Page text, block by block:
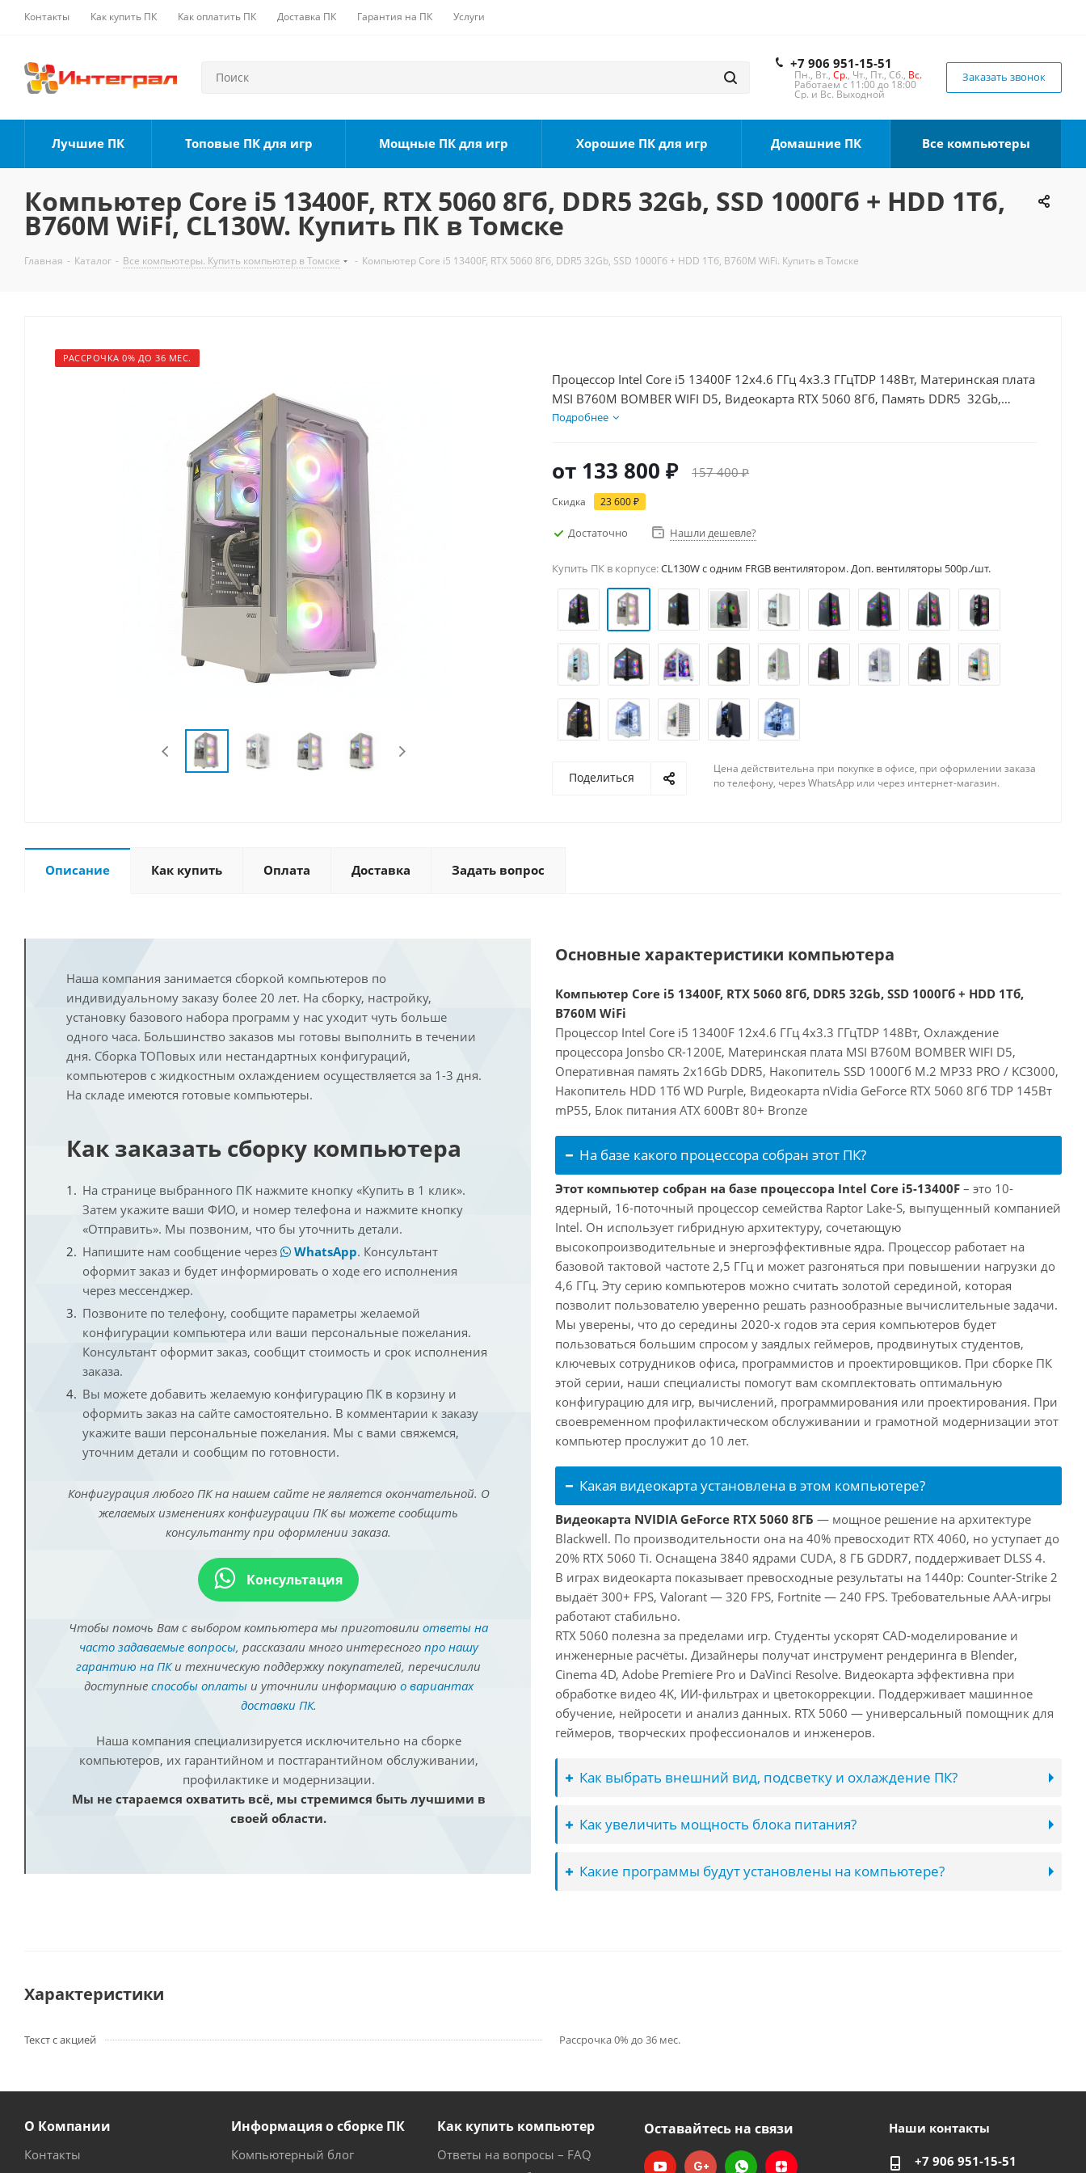
Контакты Как купить ПК Как оплатить ПК Доставка ПК Гарантия на ПК Услуги
+7 906 951-15-51
Пн., Вт., Ср., Чт., Пт., Сб., Вс.
Работаем с 11:00 до 18:00
Ср. и Вс. Выходной
Заказать звонок
Лучшие ПК Топовые ПК для игр Мощные ПК для игр Хорошие ПК для игр Домашние ПК Все компьютеры
Компьютер Core i5 13400F, RTX 5060 8Гб, DDR5 32Gb, SSD 1000Гб + HDD 1Тб,
B760M WiFi, CL130W. Купить ПК в Томске
Главная - Каталог - Все компьютеры. Купить компьютер в Томске - Компьютер Core i5 13400F, RTX 5060 8Гб, DDR5 32Gb, SSD 1000Гб + HDD 1Тб, B760M WiFi. Купить в Томске
РАССРОЧКА 0% ДО 36 МЕС.
Процессор Intel Core i5 13400F 12x4.6 ГГц 4x3.3 ГГцTDP 148Вт, Материнская плата
MSI B760M BOMBER WIFI D5, Видеокарта RTX 5060 8Гб, Память DDR5 32Gb,
Диски SSD 1000Гб + HDD 1Тб, БП 600Вт
Подробнее
от 133 800 ₽ 157 400 ₽
Скидка 23 600 ₽
Достаточно Нашли дешевле?
Купить ПК в корпусе:CL130W c одним FRGB вентилятором. Доп. вентиляторы 500р./шт.
Поделиться
Цена действительна при покупке в офисе, при оформлении заказа
по телефону, через WhatsApp или через интернет-магазин.
Описание Как купить Оплата Доставка Задать вопрос
Наша компания занимается сборкой компьютеров по
индивидуальному заказу более 20 лет. На сборку, настройку,
установку базового набора программ у нас уходит чуть больше
одного часа. Большинство заказов мы готовы выполнить в течении
дня. Сборка ТОПовых или нестандартных конфигураций,
компьютеров с жидкостным охлаждением осуществляется за 1-3 дня.
На складе имеются готовые компьютеры.
Как заказать сборку компьютера
На странице выбранного ПК нажмите кнопку «Купить в 1 клик».
Затем укажите ваши ФИО, и номер телефона и нажмите кнопку
«Отправить». Мы позвоним, что бы уточнить детали.
Напишите нам сообщение через
WhatsApp. Консультант
оформит заказ и будет информировать о ходе его исполнения
через мессенджер.
Позвоните по телефону, сообщите параметры желаемой
конфигурации компьютера или ваши персональные пожелания.
Консультант оформит заказ, сообщит стоимость и срок исполнения
заказа.
Вы можете добавить желаемую конфигурацию ПК в корзину и
оформить заказ на сайте самостоятельно. В комментарии к заказу
укажите ваши персональные пожелания. Мы с вами свяжемся,
уточним детали и сообщим по готовности.
Конфигурация любого ПК на нашем сайте не является окончательной. О
желаемых изменениях конфигурации ПК вы можете сообщить
консультанту при оформлении заказа.
Консультация
Чтобы помочь Вам с выбором компьютера мы приготовили ответы на
часто задаваемые вопросы, рассказали много интересного про нашу
гарантию на ПКи техническую поддержку покупателей, перечислили
доступные способы оплатыи уточнили информацию о вариантах
доставки ПК.
Наша компания специализируется исключительно на сборке
компьютеров, их гарантийном и постгарантийном обслуживании,
профилактике и модернизации.
Мы не стараемся охватить всё, мы стремимся быть лучшими в
своей области.
Основные характеристики компьютера
Компьютер Core i5 13400F, RTX 5060 8Гб, DDR5 32Gb, SSD 1000Гб + HDD 1Тб,
B760M WiFi
Процессор Intel Core i5 13400F 12x4.6 ГГц 4x3.3 ГГцTDP 148Вт, Охлаждение
процессора Jonsbo CR-1200E, Материнская плата MSI B760M BOMBER WIFI D5,
Оперативная память 2x16Gb DDR5, Накопитель SSD 1000Гб M.2 MP33 PRO / KC3000,
Накопитель HDD 1Тб WD Purple, Видеокарта nVidia GeForce RTX 5060 8Гб TDP 145Вт
mP55, Блок питания ATX 600Вт 80+ Bronze
На базе какого процессора собран этот ПК?
Этот компьютер собран на базе процессора Intel Core i5-13400F – это 10-
ядерный, 16-поточный процессор семейства Raptor Lake-S, выпущенный компанией
Intel. Он использует гибридную архитектуру, сочетающую
высокопроизводительные и энергоэффективные ядра. Процессор работает на
базовой тактовой частоте 2,5 ГГц и может разгоняться при повышении нагрузки до
4,6 ГГц. Эту серию компьютеров можно считать золотой серединой, которая
позволит пользователю уверенно решать разнообразные вычислительные задачи.
Мы уверены, что до середины 2020-х годов эта серия компьютеров будет
пользоваться большим спросом у заядлых геймеров, продвинутых студентов,
ключевых сотрудников офиса, программистов и проектировщиков. При сборке ПК
этой серии, наши специалисты помогут вам скомплектовать оптимальную
конфигурацию для игр, вычислений, программирования или проектирования. При
своевременном профилактическом обслуживании и грамотной модернизации этот
компьютер прослужит до 10 лет.
Какая видеокарта установлена в этом компьютере?
Видеокарта NVIDIA GeForce RTX 5060 8ГБ — мощное решение на архитектуре
Blackwell. По производительности она на 40% превосходит RTX 4060, но уступает до
20% RTX 5060 Ti. Оснащена 3840 ядрами CUDA, 8 ГБ GDDR7, поддерживает DLSS 4.
В играх видеокарта показывает превосходные результаты на 1440p: Counter-Strike 2
выдаёт 300+ FPS, Valorant — 320 FPS, Fortnite — 240 FPS. Требовательные AAA-игры
работают стабильно.
RTX 5060 полезна за пределами игр. Студенты ускорят CAD-моделирование и
инженерные расчёты. Дизайнеры получат инструмент рендеринга в Blender,
Cinema 4D, Adobe Premiere Pro и DaVinci Resolve. Видеокарта эффективна при
обработке видео 4K, ИИ-фильтрах и цветокоррекции. Поддерживает машинное
обучение, нейросети и анализ данных. RTX 5060 — универсальный помощник для
геймеров, творческих профессионалов и инженеров.
Как выбрать внешний вид, подсветку и охлаждение ПК?
Как увеличить мощность блока питания?
Какие программы будут установлены на компьютере?
Характеристики
Текст с акцией Рассрочка 0% до 36 мес.
О Компании
Контакты
Информация о сборке ПК
Компьютерный блог
Как купить компьютер
Ответы на вопросы – FAQ
Оставайтесь на связи Наши контакты
+7 906 951-15-51